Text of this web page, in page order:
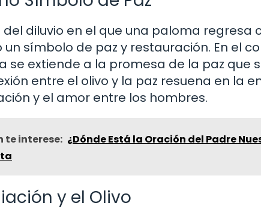
diluvio en el que una paloma regresa
símbolo de paz y restauración. En el
se extiende a la promesa de la paz que
entre el olivo y la paz resuena en la
y el amor entre los hombres.
te interese: ¿Dónde Está la Oración del Padre
y el Olivo